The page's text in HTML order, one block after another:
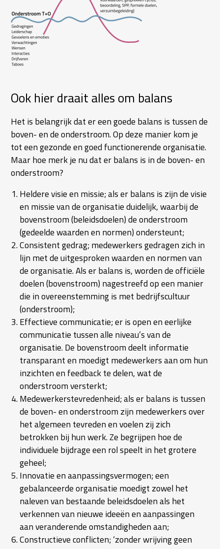
Ook hier draait alles om balans
Het is belangrijk dat er een goede balans is tussen de
boven- en de onderstroom. Op deze manier kom je
tot een gezonde en goed functionerende organisatie.
Maar hoe merk je nu dat er balans is in de boven- en
onderstroom?
Heldere visie en missie; als er balans is zijn de visie
en missie van de organisatie duidelijk, waarbij de
bovenstroom (beleidsdoelen) de onderstroom
(gedeelde waarden en normen) ondersteunt;
Consistent gedrag; medewerkers gedragen zich in
lijn met de uitgesproken waarden en normen van
de organisatie. Als er balans is, worden de officiële
doelen (bovenstroom) nagestreefd op een manier
die in overeenstemming is met bedrijfscultuur
(onderstroom);
Effectieve communicatie; er is open en eerlijke
communicatie tussen alle niveau’s van de
organisatie. De bovenstroom deelt informatie
transparant en moedigt medewerkers aan om hun
inzichten en feedback te delen, wat de
onderstroom versterkt;
Medewerkerstevredenheid; als er balans is tussen
de boven- en onderstroom zijn medewerkers over
het algemeen tevreden en voelen zij zich
betrokken bij hun werk. Ze begrijpen hoe de
individuele bijdrage een rol speelt in het grotere
geheel;
Innovatie en aanpassingsvermogen; een
gebalanceerde organisatie moedigt zowel het
naleven van bestaande beleidsdoelen als het
verkennen van nieuwe ideeën en aanpassingen
aan veranderende omstandigheden aan;
Constructieve conflicten; ‘zonder wrijving geen